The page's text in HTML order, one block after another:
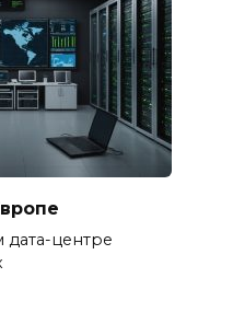
центре